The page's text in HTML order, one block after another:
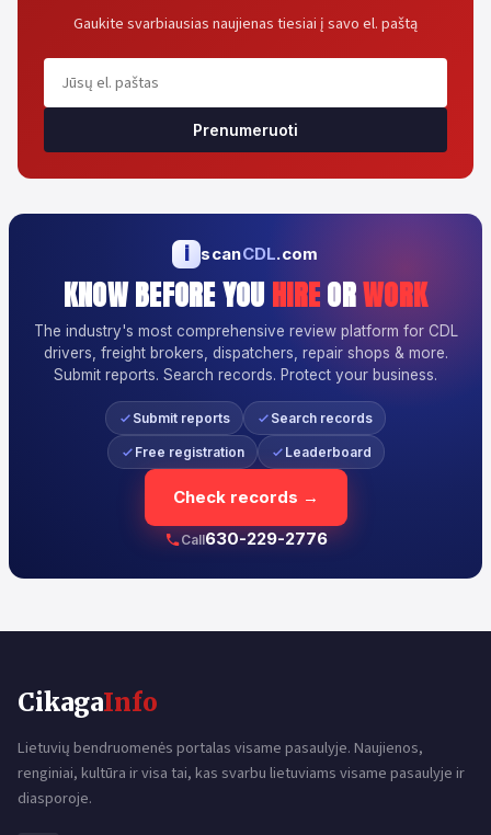
Gaukite svarbiausias naujienas tiesiai į savo el. paštą
Prenumeruoti
i scanCDL.com
KNOW BEFORE YOU HIREORWORK
The industry's most comprehensive review platform for CDL
drivers, freight brokers, dispatchers, repair shops & more.
Submit reports. Search records. Protect your business.
Submit reports Search records
Free registration Leaderboard
Check records →
Call630-229-2776
CikagaInfo
Lietuvių bendruomenės portalas visame pasaulyje. Naujienos,
renginiai, kultūra ir visa tai, kas svarbu lietuviams visame pasaulyje ir
diasporoje.